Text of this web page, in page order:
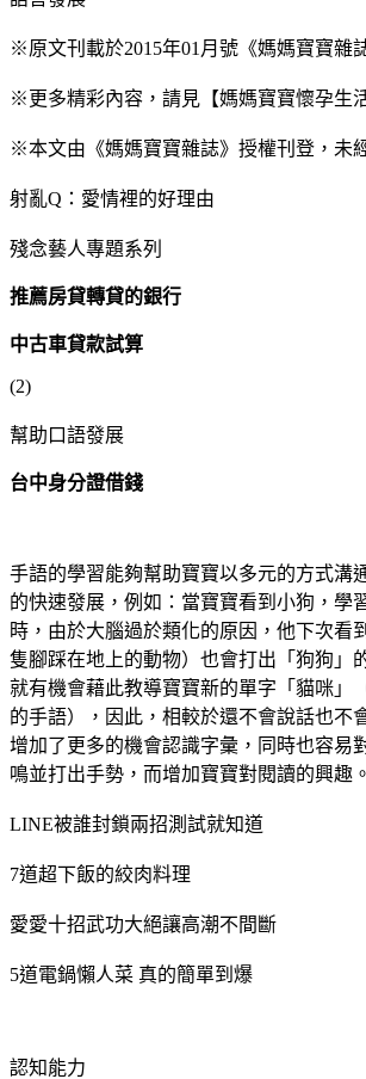
※原文刊載於2015年01月號《媽媽寶寶雜
※更多精彩內容，請見【媽媽寶寶懷孕生
※本文由《媽媽寶寶雜誌》授權刊登，未
射亂Q：愛情裡的好理由
殘念藝人專題系列
推薦房貸轉貸的銀行
中古車貸款試算
(2)
幫助口語發展
台中身分證借錢
手語的學習能夠幫助寶寶以多元的方式溝
的快速發展，例如：當寶寶看到小狗，學
時，由於大腦過於類化的原因，他下次看
隻腳踩在地上的動物）也會打出「狗狗」
就有機會藉此教導寶寶新的單字「貓咪」
的手語），因此，相較於還不會說話也不
增加了更多的機會認識字彙，同時也容易
鳴並打出手勢，而增加寶寶對閱讀的興趣。
LINE被誰封鎖兩招測試就知道
7道超下飯的絞肉料理
愛愛十招武功大絕讓高潮不間斷
5道電鍋懶人菜 真的簡單到爆
認知能力